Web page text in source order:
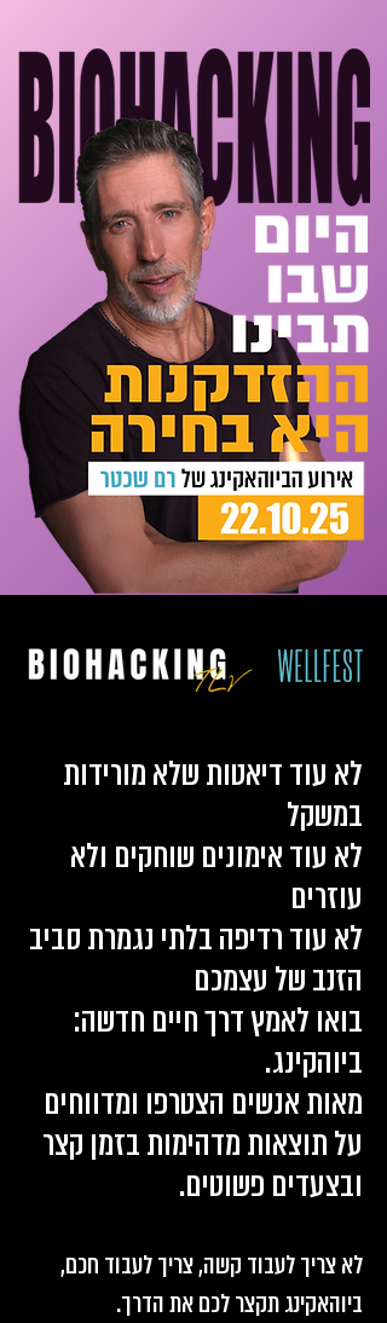
לא עוד דיאטות שלא מורידות
במשקל
לא עוד אימונים שוחקים ולא
עוזרים
לא עוד רדיפה בלתי נגמרת סביב
הזנב של עצמכם
בואו לאמץ דרך חיים חדשה:
ביוהקינג.
מאות אנשים הצטרפו ומדווחים
על תוצאות מדהימות בזמן קצר
ובצעדים פשוטים.
לא צריך לעבוד קשה, צריך לעבוד חכם,
ביוהאקינג תקצר לכם את הדרך.